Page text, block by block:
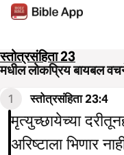
स्तोत्रसंहिता 23
मधील लोकप्रिय बायबल
1 स्तोत्रसंहिता 23:4
मृत्युच्छायेच्या
अरिष्टाला भिणार